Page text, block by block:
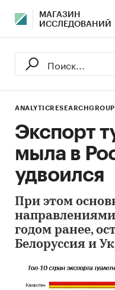
МАГАЗИН
ИССЛЕДОВАНИЙ
Экспорт
мыла в
удвоился
При этом
направлениями
годом ранее,
Белоруссия и